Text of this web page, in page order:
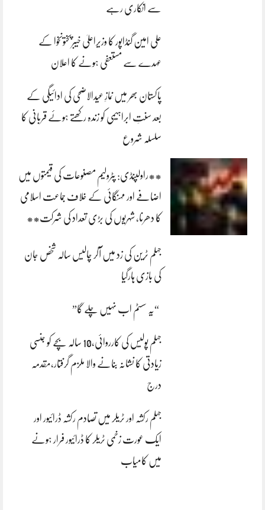
سے انکاری رہے
علی امین گنڈاپور کا وزیراعلیٰ خیبرپختونخوا کے
عہدے سے مستعفی ہونے کا اعلان
پاکستان بھر میں نمازِ عیدالاضحی کی ادائیگی کے
بعد سنتِ ابراہیمی کو زندہ رکھتے ہوئے قربانی کا
سلسلہ شروع
**راولپنڈی: پٹرولیم مصنوعات کی قیمتوں میں
اضافے اور مہنگائی کے خلاف جماعت اسلامی
کا دھرنا، شہریوں کی بڑی تعداد کی شرکت**
جہلم ٹرین کی زد میں آکر چالیس سالہ شخص جان
کی بازی ہارگیا
“یہ سسٹم اب نہیں چلے گا”
جہلم پولیس کی کارروائی،10 سالہ بچے کو جنسی
زیادتی کا نشانہ بنانے والا ملزم گرفتار،مقدمہ
درج
جہلم رکشہ اور ٹریلر میں تصادم رکشہ ڈرائیور اور
ایک عورت زخمی ٹریلر کا ڈرائیور فرار ہونے
میں کامیاب